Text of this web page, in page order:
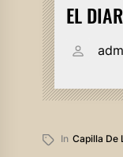
EL
In Capilla De